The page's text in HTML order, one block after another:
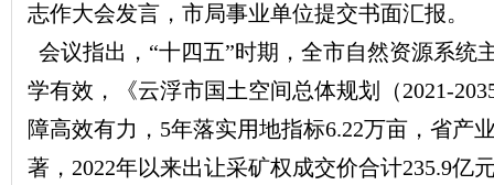
志作大会发言，市局事业单位提交书面汇报。
会议指出，“十四五”时期，全市自然资源系
学有效，《云浮市国土空间总体规划（2021-
障高效有力，5年落实用地指标6.22万亩，省产
著，2022年以来出让采矿权成交价合计235.9亿